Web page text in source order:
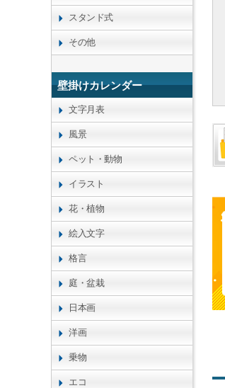
スタンド式
その他
壁掛けカレンダー
文字月表
風景
ペット・動物
イラスト
花・植物
絵入文字
格言
庭・盆栽
日本画
洋画
乗物
エコ